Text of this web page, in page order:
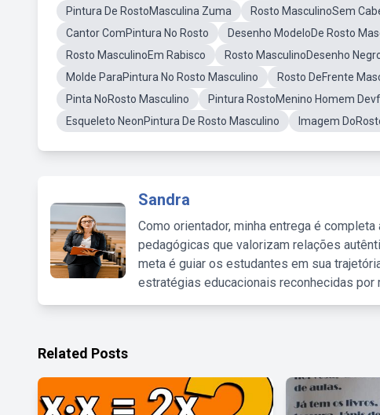
Pintura De RostoMasculina Zuma
Rosto MasculinoSem
Cantor ComPintura No Rosto
Desenho ModeloDe Rosto
Rosto MasculinoEm Rabisco
Rosto MasculinoDesenho
Molde ParaPintura No Rosto Masculino
Rosto DeFrente
Pinta NoRosto Masculino
Pintura RostoMenino Homem
Esqueleto NeonPintura De Rosto Masculino
Imagem
Sandra
Como orientador, minha entrega é
pedagógicas que valorizam relações
meta é guiar os estudantes em sua
estratégias educacionais reconhecidas
Related Posts